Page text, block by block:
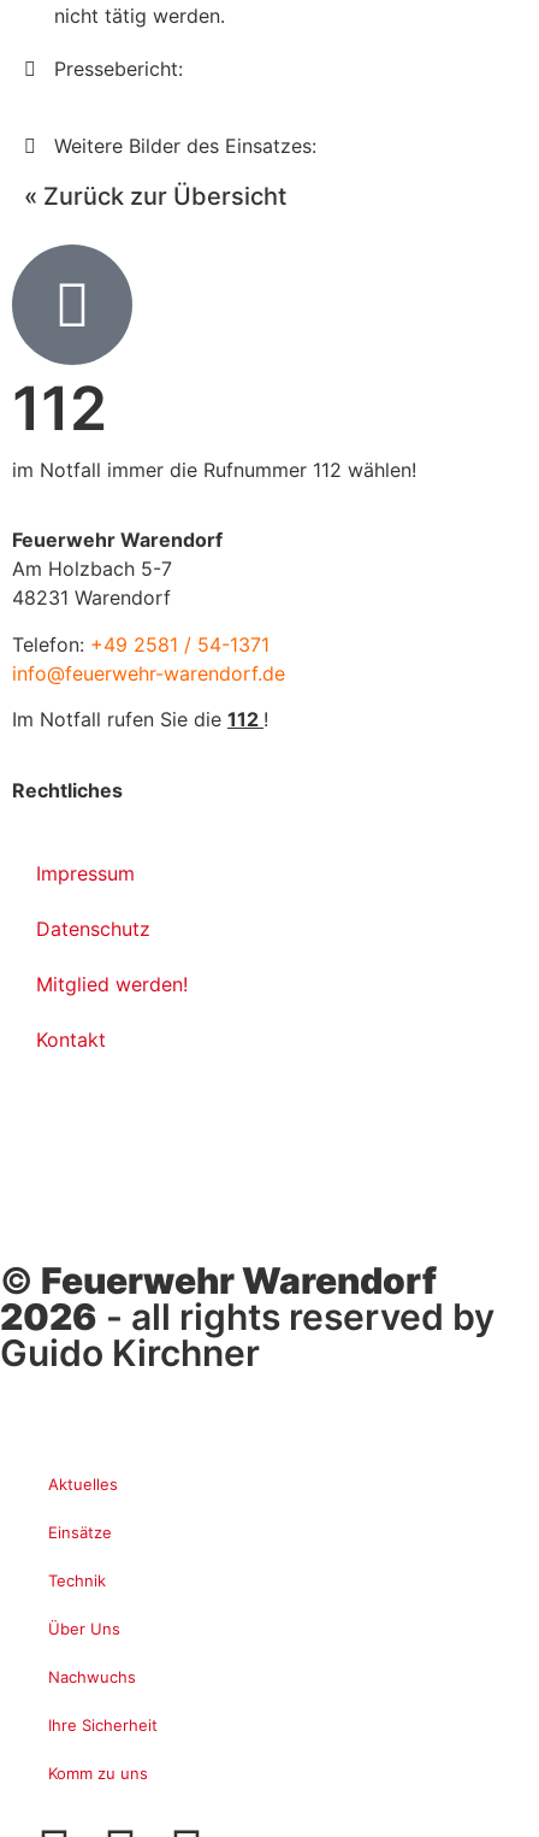
nicht tätig werden.
Pressebericht:
Weitere Bilder des Einsatzes:
« Zurück zur Übersicht
112
im Notfall immer die Rufnummer 112 wählen!
Feuerwehr Warendorf
Am Holzbach 5-7
48231 Warendorf
Telefon: +49 2581 / 54-1371
info@feuerwehr-warendorf.de
Im Notfall rufen Sie die 112 !
Rechtliches
Impressum
Datenschutz
Mitglied werden!
Kontakt
© Feuerwehr Warendorf
2026 - all rights reserved by
Guido Kirchner
Aktuelles
Einsätze
Technik
Über Uns
Nachwuchs
Ihre Sicherheit
Komm zu uns